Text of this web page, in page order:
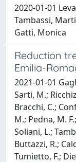
2020-01-01
Tambassi,
Gatti, Monica
Reduction
Emilia-
2021-01-01
Sarti, M.;
Bracchi, C.;
M.; Pedna, M.
Soliani, L.;
Buttazzi, R.;
Tumietto, F.;